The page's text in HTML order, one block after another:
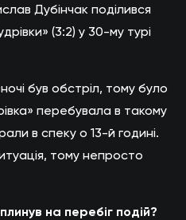
Дубінчак поділився
(3:2) у 30-му турі
був обстріл, тому було
перебувала в такому
в спеку о 13-й годині.
тому непросто
на перебіг подій?